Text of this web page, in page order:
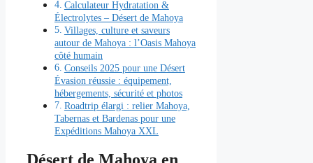
Calculateur Hydratation &
Électrolytes – Désert de Mahoya
Villages, culture et saveurs
autour de Mahoya : l’Oasis Mahoya
côté humain
Conseils 2025 pour une Désert
Évasion réussie : équipement,
hébergements, sécurité et photos
Roadtrip élargi : relier Mahoya,
Tabernas et Bardenas pour une
Expéditions Mahoya XXL